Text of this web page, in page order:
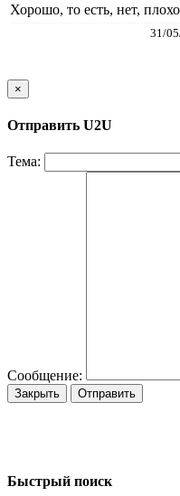
Хорошо, то есть, нет,
31/
×
Отправить U2U
Тема:
Сообщение:
Закрыть Отправить
Быстрый поиск